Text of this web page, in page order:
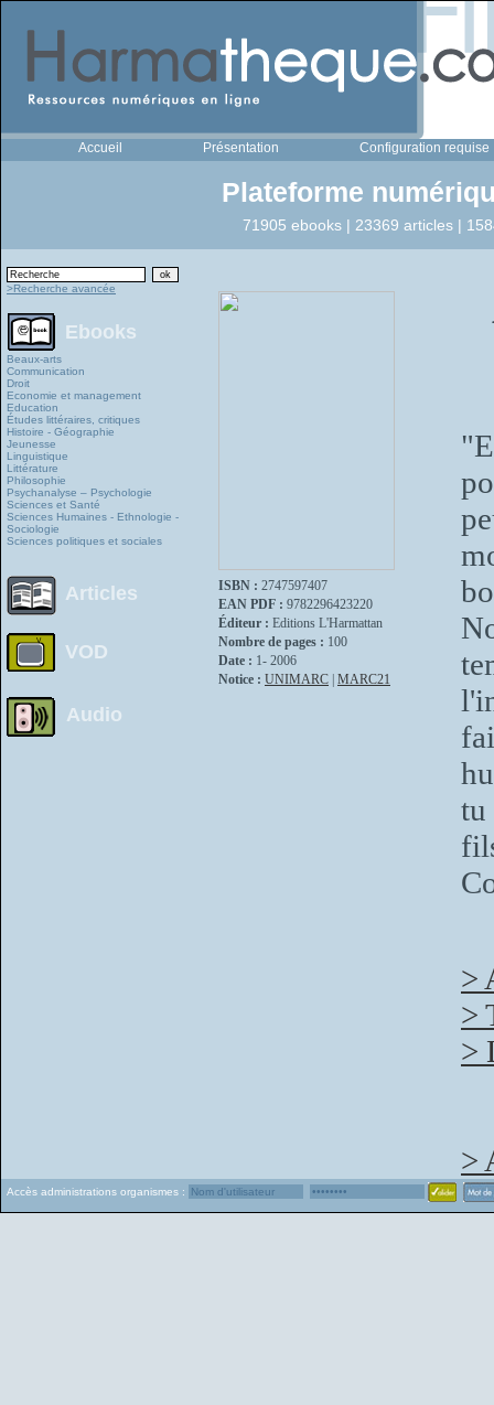
Accueil Présentation Configuration requise
Plateforme
71905 ebooks | 23369 articles |
>Recherche avancée
Ebooks
Beaux-arts
Communication
Droit
Economie et management
Education
Études littéraires, critiques
Histoire - Géographie
Jeunesse
Linguistique
Littérature
Philosophie
Psychanalyse – Psychologie
Sciences et Santé
Sciences Humaines - Ethnologie -
Sociologie
Sciences politiques et sociales
Articles
VOD
Audio
ISBN : 2747597407
EAN PDF : 9782296423220
Éditeur : Editions L'Harmattan
Nombre de pages : 100
Date : 1- 2006
Notice : UNIMARC MARC21
tu
>
>
>
>
Accès administrations organismes :